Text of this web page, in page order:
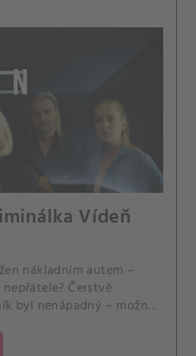
Vídeň
nákladním autem –
Čerstvě
byl nenápadný – možná